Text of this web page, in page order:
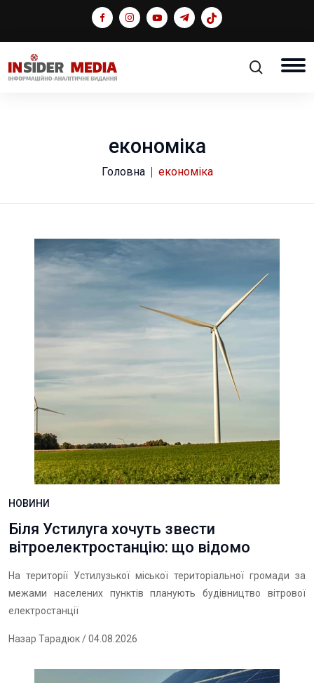
економіка
Головна економіка
НОВИНИ
Біля Устилуга хочуть звести
вітроелектростанцію: що відомо
На території Устилузької міської територіальної громади за
межами населених пунктів планують будівництво вітрової
електростанції
Назар Тарадюк/ 04.08.2026